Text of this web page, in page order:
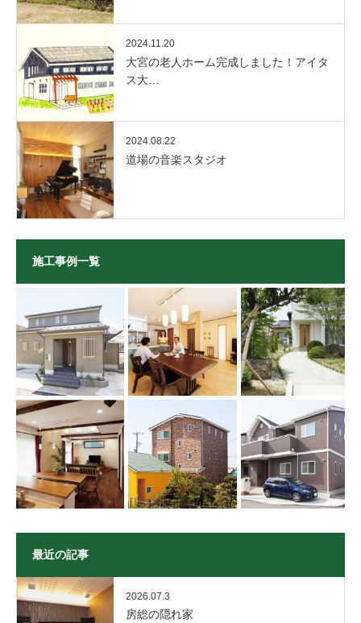
2024.11.20
大宮の老人ホーム完成しました！アイタ
ス大…
2024.08.22
道場の音楽スタジオ
施工事例一覧
最近の記事
2026.07.3
房総の隠れ家